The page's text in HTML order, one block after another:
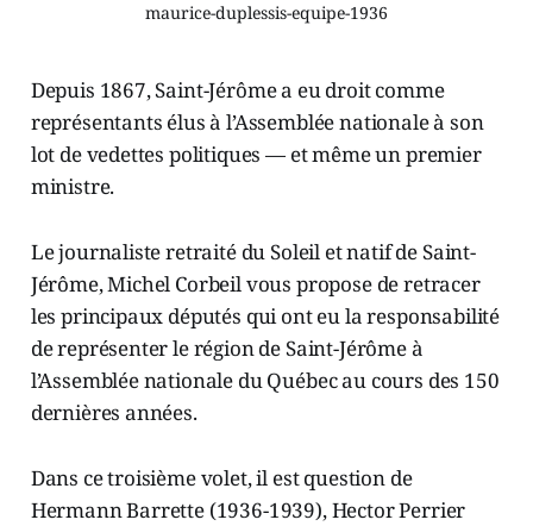
maurice-duplessis-equipe-1936
Depuis 1867, Saint-Jérôme a eu droit comme
représentants élus à l’Assemblée nationale à son
lot de vedettes politiques — et même un premier
ministre.
Le journaliste retraité du Soleil et natif de Saint-
Jérôme, Michel Corbeil vous propose de retracer
les principaux députés qui ont eu la responsabilité
de représenter le région de Saint-Jérôme à
l’Assemblée nationale du Québec au cours des 150
dernières années.
Dans ce troisième volet, il est question de
Hermann Barrette (1936-1939), Hector Perrier